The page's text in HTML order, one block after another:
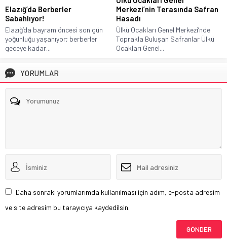
Elazığ’da Berberler
Sabahlıyor!
Elazığ’da bayram öncesi son gün
yoğunluğu yaşanıyor; berberler
geceye kadar...
Merkezi’nin Terasında Safran
Hasadı
Ülkü Ocakları Genel Merkezi’nde
Toprakla Buluşan Safranlar Ülkü
Ocakları Genel...
YORUMLAR
Daha sonraki yorumlarımda kullanılması için adım, e-posta adresim
ve site adresim bu tarayıcıya kaydedilsin.